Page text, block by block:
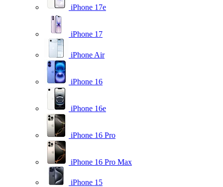
iPhone 17e
iPhone 17
iPhone Air
iPhone 16
iPhone 16e
iPhone 16 Pro
iPhone 16 Pro Max
iPhone 15